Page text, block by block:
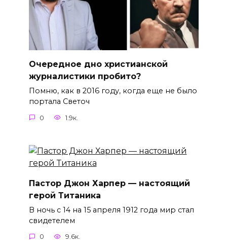
Очередное дно христианской
журналистики пробито?
Помню, как в 2016 году, когда еще не было
портала Светоч
0 1.9к.
Пастор Джон Харпер — настоящий
герой Титаника
В ночь с 14 на 15 апреля 1912 года мир стал
свидетелем
0 9.6к.